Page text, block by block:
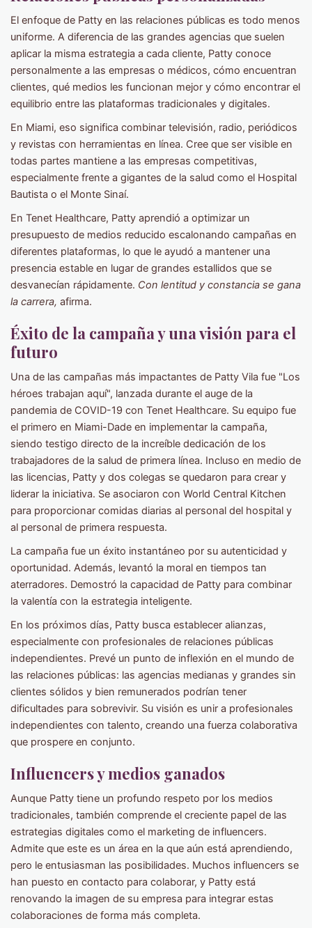
El enfoque de Patty en las relaciones públicas es todo menos
uniforme. A diferencia de las grandes agencias que suelen
aplicar la misma estrategia a cada cliente, Patty conoce
personalmente a las empresas o médicos, cómo encuentran
clientes, qué medios les funcionan mejor y cómo encontrar el
equilibrio entre las plataformas tradicionales y digitales.
En Miami, eso significa combinar televisión, radio, periódicos
y revistas con herramientas en línea. Cree que ser visible en
todas partes mantiene a las empresas competitivas,
especialmente frente a gigantes de la salud como el Hospital
Bautista o el Monte Sinaí.
En Tenet Healthcare, Patty aprendió a optimizar un
presupuesto de medios reducido escalonando campañas en
diferentes plataformas, lo que le ayudó a mantener una
presencia estable en lugar de grandes estallidos que se
desvanecían rápidamente. Con lentitud y constancia se gana
la carrera, afirma.
Éxito de la campaña y una visión para el
futuro
Una de las campañas más impactantes de Patty Vila fue "Los
héroes trabajan aquí", lanzada durante el auge de la
pandemia de COVID-19 con Tenet Healthcare. Su equipo fue
el primero en Miami-Dade en implementar la campaña,
siendo testigo directo de la increíble dedicación de los
trabajadores de la salud de primera línea. Incluso en medio de
las licencias, Patty y dos colegas se quedaron para crear y
liderar la iniciativa. Se asociaron con World Central Kitchen
para proporcionar comidas diarias al personal del hospital y
al personal de primera respuesta.
La campaña fue un éxito instantáneo por su autenticidad y
oportunidad. Además, levantó la moral en tiempos tan
aterradores. Demostró la capacidad de Patty para combinar
la valentía con la estrategia inteligente.
En los próximos días, Patty busca establecer alianzas,
especialmente con profesionales de relaciones públicas
independientes. Prevé un punto de inflexión en el mundo de
las relaciones públicas: las agencias medianas y grandes sin
clientes sólidos y bien remunerados podrían tener
dificultades para sobrevivir. Su visión es unir a profesionales
independientes con talento, creando una fuerza colaborativa
que prospere en conjunto.
Influencers y medios ganados
Aunque Patty tiene un profundo respeto por los medios
tradicionales, también comprende el creciente papel de las
estrategias digitales como el marketing de influencers.
Admite que este es un área en la que aún está aprendiendo,
pero le entusiasman las posibilidades. Muchos influencers se
han puesto en contacto para colaborar, y Patty está
renovando la imagen de su empresa para integrar estas
colaboraciones de forma más completa.